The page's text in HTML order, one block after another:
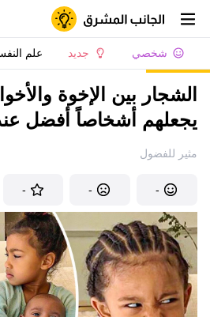
شخصي جديد علم
الشجار بين الإخوة
يجعلهم أشخاصاً أفضل
مثير للفضول
-
-
-